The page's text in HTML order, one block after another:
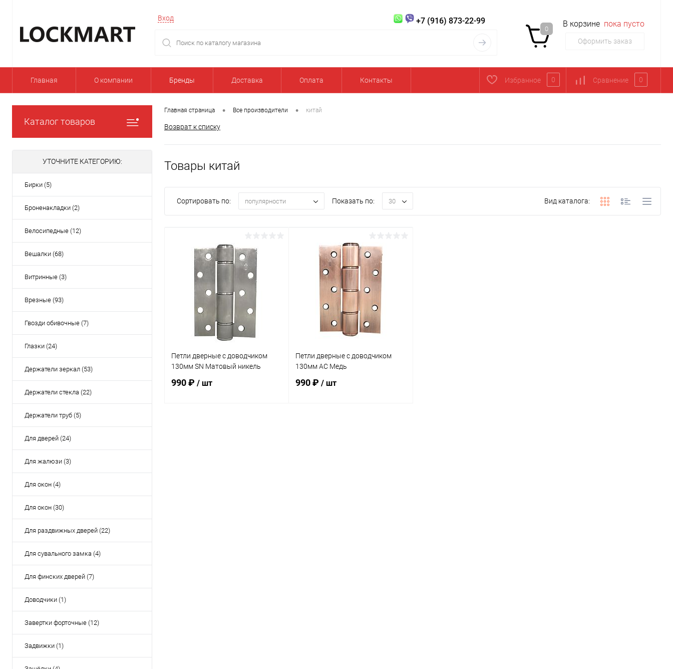
Вход +7 (916) 873-22-99
0
В корзине пока пусто
Оформить заказ
Главная О компании Бренды Доставка Оплата Контакты Избранное 0 Сравнение 0
Каталог товаров
УТОЧНИТЕ КАТЕГОРИЮ:
Бирки (5)
Броненакладки (2)
Велосипедные (12)
Вешалки (68)
Витринные (3)
Врезные (93)
Гвозди обивочные (7)
Глазки (24)
Держатели зеркал (53)
Держатели стекла (22)
Держатели труб (5)
Для дверей (24)
Для жалюзи (3)
Для окон (4)
Для окон (30)
Для раздвижных дверей (22)
Для сувального замка (4)
Для финских дверей (7)
Доводчики (1)
Завертки форточные (12)
Задвижки (1)
Главная страница • Все производители • китай
Возврат к списку
Товары китай
Сортировать по: популярности Показать по: 30 Вид каталога:
Петли дверные c доводчиком
130мм SN Матовый никель
990 ₽ / шт
Петли дверные c доводчиком
130мм AC Медь
990 ₽ / шт